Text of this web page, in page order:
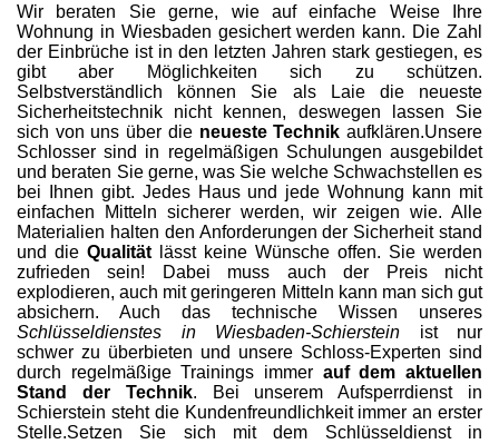
Wir beraten Sie gerne, wie auf einfache Weise Ihre
Wohnung in Wiesbaden gesichert werden kann. Die Zahl
der Einbrüche ist in den letzten Jahren stark gestiegen, es
gibt aber Möglichkeiten sich zu schützen.
Selbstverständlich können Sie als Laie die neueste
Sicherheitstechnik nicht kennen, deswegen lassen Sie
sich von uns über die neueste Technik aufklären.Unsere
Schlosser sind in regelmäßigen Schulungen ausgebildet
und beraten Sie gerne, was Sie welche Schwachstellen es
bei Ihnen gibt. Jedes Haus und jede Wohnung kann mit
einfachen Mitteln sicherer werden, wir zeigen wie. Alle
Materialien halten den Anforderungen der Sicherheit stand
und die Qualität lässt keine Wünsche offen. Sie werden
zufrieden sein! Dabei muss auch der Preis nicht
explodieren, auch mit geringeren Mitteln kann man sich gut
absichern. Auch das technische Wissen unseres
Schlüsseldienstes in Wiesbaden-Schierstein ist nur
schwer zu überbieten und unsere Schloss-Experten sind
durch regelmäßige Trainings immer auf dem aktuellen
Stand der Technik. Bei unserem Aufsperrdienst in
Schierstein steht die Kundenfreundlichkeit immer an erster
Stelle.Setzen Sie sich mit dem Schlüsseldienst in